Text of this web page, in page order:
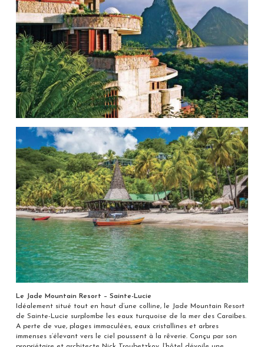
Le Jade Mountain Resort – Sainte-Lucie
Idéalement situé tout en haut d’une colline, le Jade Mountain Resort
de Sainte-Lucie surplombe les eaux turquoise de la mer des Caraïbes.
A perte de vue, plages immaculées, eaux cristallines et arbres
immenses s’élevant vers le ciel poussent à la rêverie. Conçu par son